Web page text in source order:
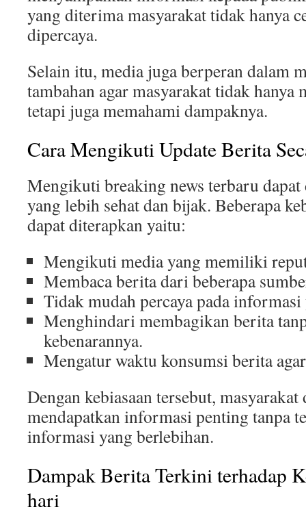
yang diterima masyarakat tidak hanya
dipercaya.
Selain itu, media juga berperan dalam
tambahan agar masyarakat tidak hanya
tetapi juga memahami dampaknya.
Cara Mengikuti Update Berita
Mengikuti breaking news terbaru dapat
yang lebih sehat dan bijak. Beberapa
dapat diterapkan yaitu:
Mengikuti media yang memiliki
Membaca berita dari beberapa
Tidak mudah percaya pada
Menghindari membagikan berita
kebenarannya.
Mengatur waktu konsumsi berita
Dengan kebiasaan tersebut, masyarakat
mendapatkan informasi penting tanpa
informasi yang berlebihan.
Dampak Berita Terkini terhadap
hari